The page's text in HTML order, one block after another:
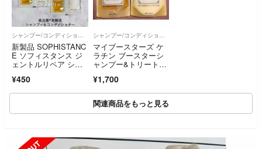
シャンプー/コンディショナーセット
新製品 SOPHISTANC
E ソフィスタンス ジ
ェントルリペア シャ
ナー サンプル 美容
液 発酵液 無添加
¥450
シャンプー/コンディショナーセット
マイブースターズ ケ
ラチン ブースターシ
ャンプー&トリートメ
ペア
¥1,700
関連商品をもっと見る
SOLD OUT